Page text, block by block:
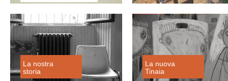
La nostra
storia
La nuova
Tinaia